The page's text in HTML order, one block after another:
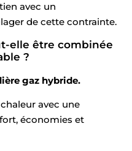
avec un
de cette contrainte.
elle être combinée
?
gaz hybride.
avec une
économies et